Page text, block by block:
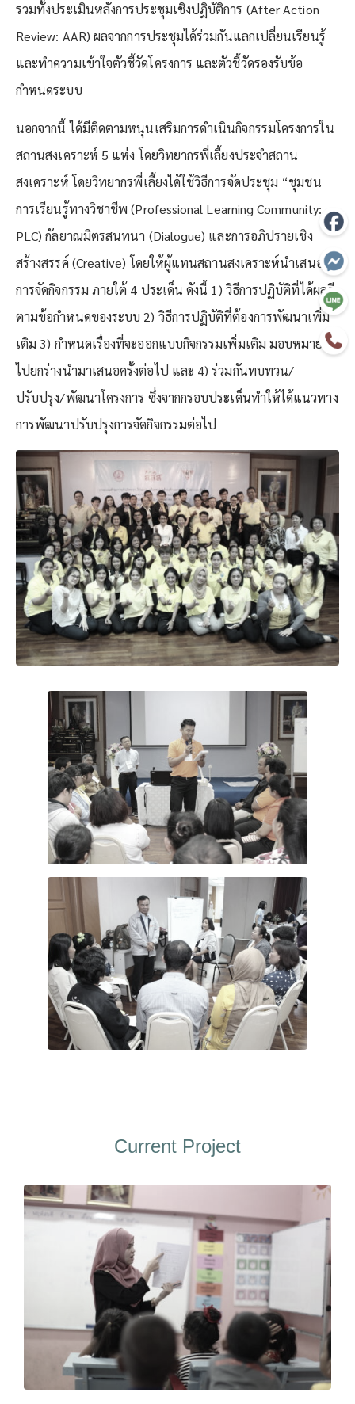
รวมทั้งประเมินหลังการประชุมเชิงปฏิบัติการ (After Action
Review: AAR) ผลจากการประชุมได้ร่วมกันแลกเปลี่ยนเรียนรู้
และทำความเข้าใจตัวชี้วัดโครงการ และตัวชี้วัดรองรับข้อ
กำหนดระบบ
นอกจากนี้ ได้มีติดตามหนุนเสริมการดำเนินกิจกรรมโครงการใน
สถานสงเคราะห์ 5 แห่ง โดยวิทยากรพี่เลี้ยงประจำสถาน
สงเคราะห์ โดยวิทยากรพี่เลี้ยงได้ใช้วิธีการจัดประชุม “ชุมชน
การเรียนรู้ทางวิชาชีพ (Professional Learning Community:
PLC) กัลยาณมิตรสนทนา (Dialogue) และการอภิปรายเชิง
สร้างสรรค์ (Creative) โดยให้ผู้แทนสถานสงเคราะห์นำเสนอผล
การจัดกิจกรรม ภายใต้ 4 ประเด็น ดังนี้ 1) วิธีการปฏิบัติที่ได้ผลดี
ตามข้อกำหนดของระบบ 2) วิธีการปฏิบัติที่ต้องการพัฒนาเพิ่ม
เติม 3) กำหนดเรื่องที่จะออกแบบกิจกรรมเพิ่มเติม มอบหมายให้
ไปยกร่างนำมาเสนอครั้งต่อไป และ 4) ร่วมกันทบทวน/
ปรับปรุง/พัฒนาโครงการ ซึ่งจากกรอบประเด็นทำให้ได้แนวทาง
การพัฒนาปรับปรุงการจัดกิจกรรมต่อไป
Current Project